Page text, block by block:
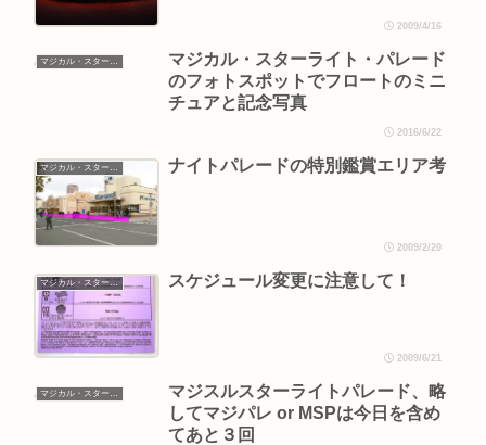
2009/4/16
マジカル・スターライト・パレード
マジカル・スターライト・パレード
のフォトスポットでフロートのミニ
チュアと記念写真
2016/6/22
マジカル・スターライト・パレード ナイトパレードの特別鑑賞エリア考
2009/2/20
マジカル・スターライト・パレード スケジュール変更に注意して！
2009/6/21
マジスルスターライトパレード、略
してマジパレ or MSPは今日を含め
てあと３回